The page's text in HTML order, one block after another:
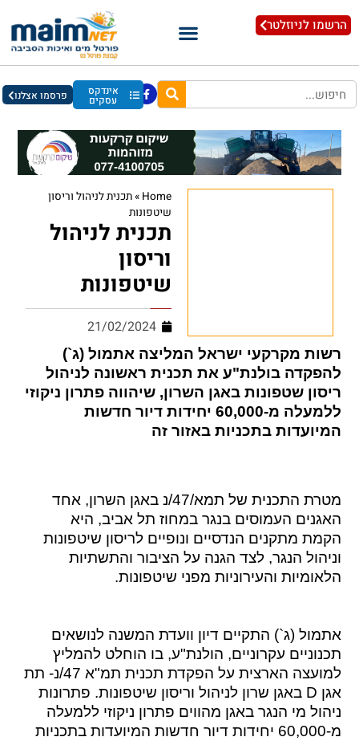
הרשמו לניוזלטר
אינדקס
עסקים פרסמו אצלנו
Home
»תכנית לניהול וריסון
שיטפונות
תכנית לניהול
וריסון
שיטפונות
21/02/2024
רשות מקרקעי ישראל המליצה אתמול (ג`)
להפקדה בולנת"ע את תכנית ראשונה לניהול
ריסון שטפונות באגן השרון, שיהווה פתרון ניקוזי
ללמעלה מ-60,000 יחידות דיור חדשות
המיועדות בתכניות באזור זה
מטרת התכנית של תמא/47/נ באגן השרון, אחד
האגנים העמוסים בנגר במחוז תל אביב, היא
הקמת מתקנים הנדסיים ונופיים לריסון שיטפונות
וניהול הנגר, לצד הגנה על הציבור והתשתיות
הלאומיות והעירוניות מפני שיטפונות.
אתמול (ג`) התקיים דיון וועדת המשנה לנושאים
תכנוניים עקרוניים, הולנת"ע, בו הוחלט להמליץ
למועצה הארצית על הפקדת תכנית תמ"א 47/נ- תת
אגן D באגן שרון לניהול וריסון שיטפונות. פתרונות
ניהול מי הנגר באגן מהווים פתרון ניקוזי ללמעלה
מ-60,000 יחידות דיור חדשות המיועדות בתכניות